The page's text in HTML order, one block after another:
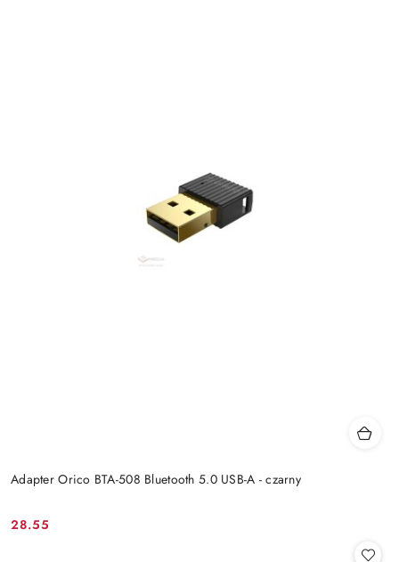
Adapter Orico BTA-508 Bluetooth 5.0 USB-A - czarny
Cena:
28.55